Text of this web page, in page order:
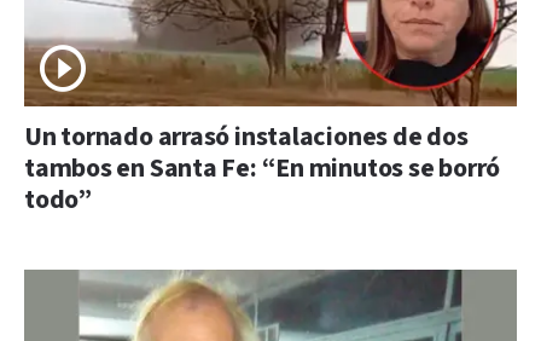
Un tornado arrasó instalaciones de dos
tambos en Santa Fe: “En minutos se borró
todo”